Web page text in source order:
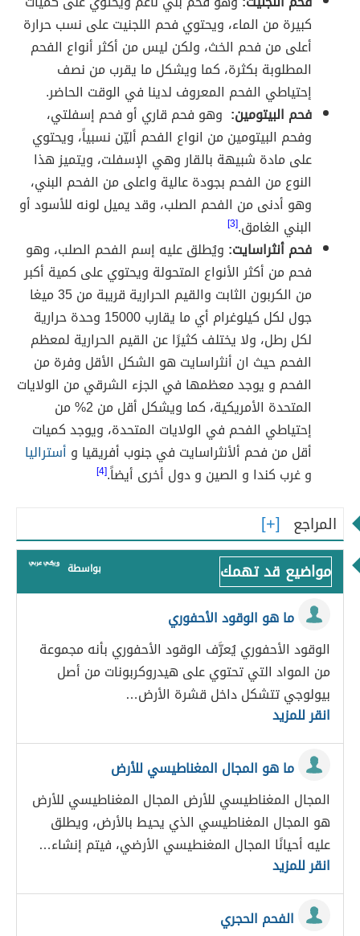
كبيرة من الماء، ويحتوي فحم اللجنيت على نسب حرارة
أعلى من فحم الخث، ولكن ليس من أكثر أنواع الفحم
المطلوبة بكثرة، كما ويشكل ما يقرب من نصف
إحتياطي الفحم المعروف لدينا في الوقت الحاضر.
فحم البيتومين: وهو فحم قاري أو فحم إسفلتي،
وفحم البيتومين من انواع الفحم أليّن نسبياً، ويحتوي
على مادة شبيهة بالقار وهي الإسفلت، ويتميز هذا
النوع من الفحم بجودة عالية واعلى من الفحم البني،
وهو أدنى من الفحم الصلب، وقد يميل لونه للأسود أو
البني الغامق.[3]
فحم أنثراسايت: ويُطلق عليه إسم الفحم الصلب، وهو
فحم من أكثر الأنواع المتحولة ويحتوي على كمية أكبر
من الكربون الثابت والقيم الحرارية قريبة من 35 ميغا
جول لكل كيلوغرام أي ما يقارب 15000 وحدة حرارية
لكل رطل، ولا يختلف كثيرًا عن القيم الحرارية لمعظم
الفحم حيث ان أنثراسايت هو الشكل الأقل وفرة من
الفحم و يوجد معظمها في الجزء الشرقي من الولايات
المتحدة الأمريكية، كما ويشكل أقل من 2% من
إحتياطي الفحم في الولايات المتحدة، ويوجد كميات
أقل من فحم ألأنثراسايت في جنوب أفريقيا و أستراليا
و غرب كندا و الصين و دول أخرى أيضاً.[4]
المراجع
مواضيع قد تهمك
بواسطة
ما هو الوقود الأحفوري
الوقود الأحفوري يُعرَّف الوقود الأحفوري بأنه مجموعة
من المواد التي تحتوي على هيدروكربونات من أصل
بيولوجي تتشكل داخل قشرة الأرض…
انقر للمزيد
ما هو المجال المغناطيسي للأرض
المجال المغناطيسي للأرض المجال المغناطيسي للأرض
هو المجال المغناطيسي الذي يحيط بالأرض، ويطلق
عليه أحيانًا المجال المغنطيسي الأرضي، فيتم إنشاء…
انقر للمزيد
الفحم الحجري